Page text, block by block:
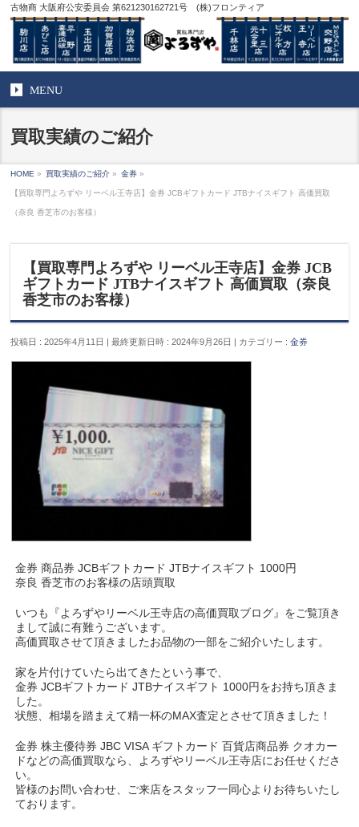
古物商 大阪府公安委員会 第621230162721号 (株)フロンティア
MENU
買取実績のご紹介
HOME » 買取実績のご紹介 » 金券 »
【買取専門よろずや リーベル王寺店】金券 JCBギフトカード JTBナイスギフト 高価買取
（奈良 香芝市のお客様）
【買取専門よろずや リーベル王寺店】金券 JCB
ギフトカード JTBナイスギフト 高価買取（奈良
香芝市のお客様）
投稿日 : 2025年4月11日 最終更新日時 : 2024年9月26日 カテゴリー :金券
金券 商品券 JCBギフトカード JTBナイスギフト 1000円
奈良 香芝市のお客様の店頭買取
いつも『よろずやリーベル王寺店の高価買取ブログ』をご覧頂き
まして誠に有難うございます。
高価買取させて頂きましたお品物の一部をご紹介いたします。
家を片付けていたら出てきたという事で、
金券 JCBギフトカード JTBナイスギフト 1000円をお持ち頂きま
した。
状態、相場を踏まえて精一杯のMAX査定とさせて頂きました！
金券 株主優待券 JBC VISA ギフトカード 百貨店商品券 クオカー
ドなどの高価買取なら、よろずやリーベル王寺店にお任せくださ
い。
皆様のお問い合わせ、ご来店をスタッフ一同心よりお待ちいたし
ております。